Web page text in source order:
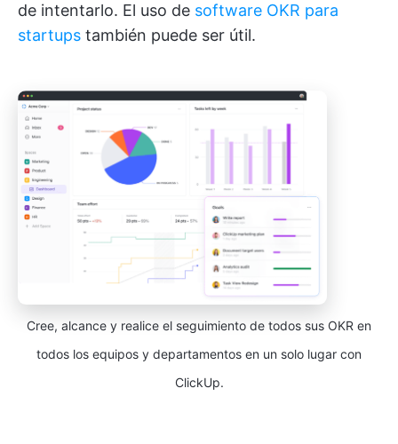
de intentarlo. El uso de software OKR para
startups también puede ser útil.
Cree, alcance y realice el seguimiento de todos sus OKR en
todos los equipos y departamentos en un solo lugar con
ClickUp.